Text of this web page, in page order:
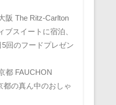
阪 The Ritz-Carlton
スイートに宿泊、
回のフードプレゼン
都 FAUCHON
都の真ん中のおしゃ